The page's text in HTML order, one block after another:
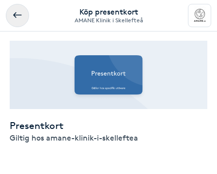
Köp presentkort
AMANE Klinik i Skellefteå
Presentkort
Giltig hos amane-klinik-i-skelleftea